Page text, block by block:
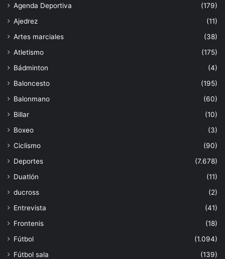
Agenda Deportiva
(179)
Ajedrez
(11)
Artes marciales
(38)
Atletismo
(175)
Bádminton
(4)
Baloncesto
(195)
Balonmano
(60)
Billar
(10)
Boxeo
(3)
Ciclismo
(90)
Deportes
(7.678)
Duatlón
(11)
ducross
(2)
Entrevista
(41)
Frontenis
(18)
Fútbol
(1.094)
Fútbol sala
(139)